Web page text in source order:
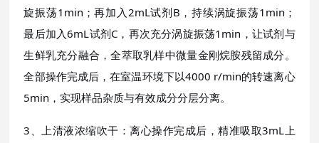
旋振荡1min；再加入2mL试剂B，持续涡旋振荡1min；
最后加入6mL试剂C，再次充分涡旋振荡1min，让试剂与
生鲜乳充分融合，全萃取乳样中微量金刚烷胺残留成分。
全部操作完成后，在室温环境下以4000 r/min的转速离心
5min，实现样品杂质与有效成分分层分离。
3、上清液浓缩吹干：离心操作完成后，精准吸取3mL上